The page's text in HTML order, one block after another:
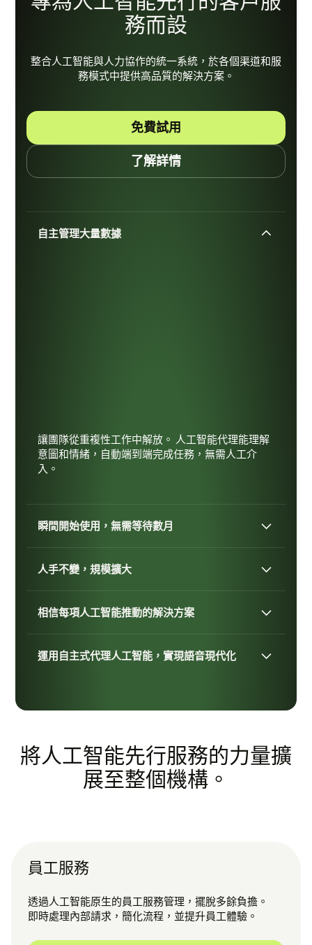
務而設
整合人工智能與人力協作的統一系統，於各個渠道和服
務模式中提供高品質的解決方案。
免費試用
了解詳情
自主管理大量數據
讓團隊從重複性工作中解放。 人工智能代理能理解
意圖和情緒，自動端到端完成任務，無需人工介
入。
瞬間開始使用，無需等待數月
人手不變，規模擴大
相信每項人工智能推動的解決方案
運用自主式代理人工智能，實現語音現代化
將人工智能先行服務的力量擴
展至整個機構。
員工服務
透過人工智能原生的員工服務管理，擺脫多餘負擔。
即時處理內部請求，簡化流程，並提升員工體驗。